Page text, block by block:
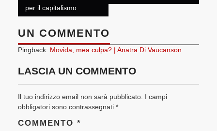
per il capitalismo
UN COMMENTO
Pingback: Movida, mea culpa? | Anatra Di Vaucanson
LASCIA UN COMMENTO
Il tuo indirizzo email non sarà pubblicato. I campi
obbligatori sono contrassegnati*
COMMENTO*